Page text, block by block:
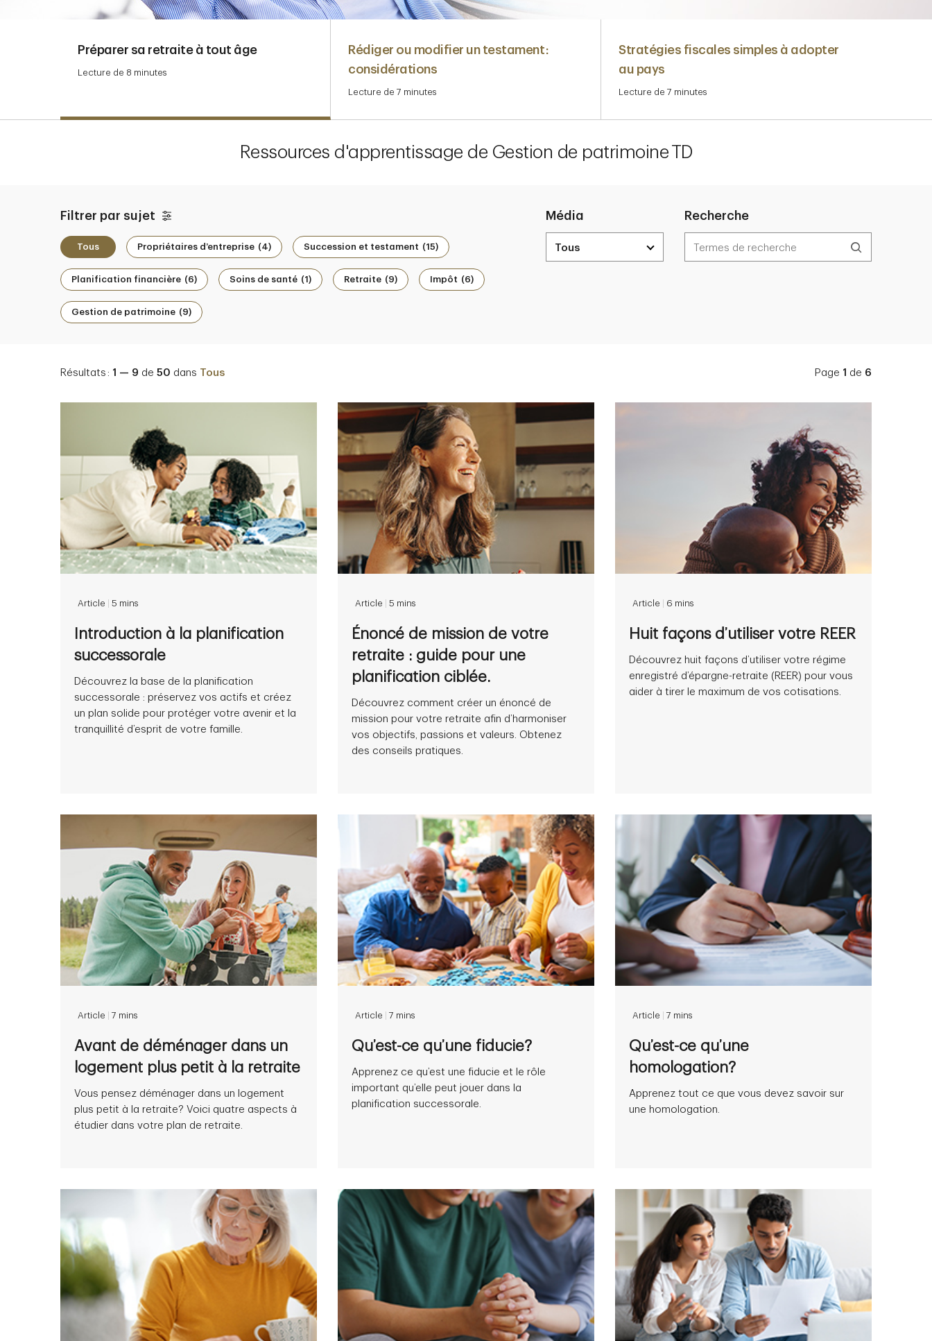
Préparer sa retraite à tout âge
Lecture de 8 minutes
Rédiger ou modifier un testament :
considérations
Lecture de 7 minutes
Stratégies fiscales simples à adopter
au pays
Lecture de 7 minutes
Ressources d'apprentissage de Gestion de patrimoine TD
Filtrer par sujet
Tous Propriétaires d’entreprise (4) Succession et testament (15)
Planification financière (6) Soins de santé (1) Retraite (9) Impôt (6)
Gestion de patrimoine (9)
Média Recherche
Résultats : 1 — 9 de 50 dans Tous Page 1 de 6
Article 5 mins
Introduction à la planification
successorale
Découvrez la base de la planification
successorale : préservez vos actifs et créez
un plan solide pour protéger votre avenir et la
tranquillité d’esprit de votre famille.
Article 5 mins
Énoncé de mission de votre
retraite : guide pour une
planification ciblée.
Découvrez comment créer un énoncé de
mission pour votre retraite afin d’harmoniser
vos objectifs, passions et valeurs. Obtenez
des conseils pratiques.
Article 6 mins
Huit façons d’utiliser votre REER
Découvrez huit façons d’utiliser votre régime
enregistré d’épargne-retraite (REER) pour vous
aider à tirer le maximum de vos cotisations.
Article 7 mins
Avant de déménager dans un
logement plus petit à la retraite
Vous pensez déménager dans un logement
plus petit à la retraite? Voici quatre aspects à
étudier dans votre plan de retraite.
Article 7 mins
Qu’est-ce qu’une fiducie?
Apprenez ce qu’est une fiducie et le rôle
important qu’elle peut jouer dans la
planification successorale.
Article 7 mins
Qu’est-ce qu’une
homologation?
Apprenez tout ce que vous devez savoir sur
une homologation.